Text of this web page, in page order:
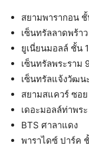
สยามพารากอน
เซ็นทรัลลาดพร้า
ยูเนี่ยนมอลล์ ชั้น 1
เซ็นทรัลพระราม
เซ็นทรัลแจ้งวัฒน
สยามสแควร์ ซอ
เดอะมอลล์ท่าพร
BTS ศาลาแดง
พาราไดซ์ ปาร์ค